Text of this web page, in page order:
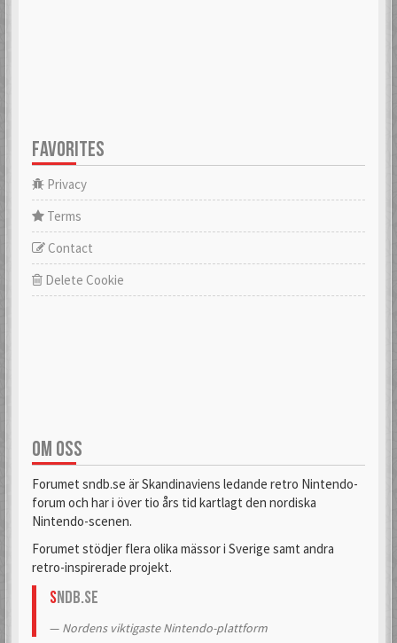
FAVORITES
Privacy
Terms
Contact
Delete Cookie
OM OSS
Forumet sndb.se är Skandinaviens ledande retro Nintendo-
forum och har i över tio års tid kartlagt den nordiska
Nintendo-scenen.
Forumet stödjer flera olika mässor i Sverige samt andra
retro-inspirerade projekt.
SNDB.se
Nordens viktigaste Nintendo-plattform